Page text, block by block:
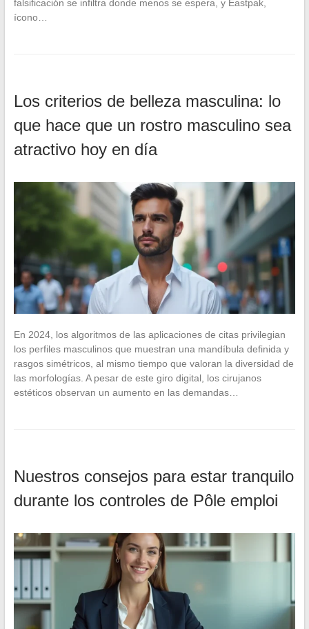
falsificación se infiltra donde menos se espera, y Eastpak,
ícono…
Los criterios de belleza masculina: lo
que hace que un rostro masculino sea
atractivo hoy en día
En 2024, los algoritmos de las aplicaciones de citas privilegian
los perfiles masculinos que muestran una mandíbula definida y
rasgos simétricos, al mismo tiempo que valoran la diversidad de
las morfologías. A pesar de este giro digital, los cirujanos
estéticos observan un aumento en las demandas…
Nuestros consejos para estar tranquilo
durante los controles de Pôle emploi